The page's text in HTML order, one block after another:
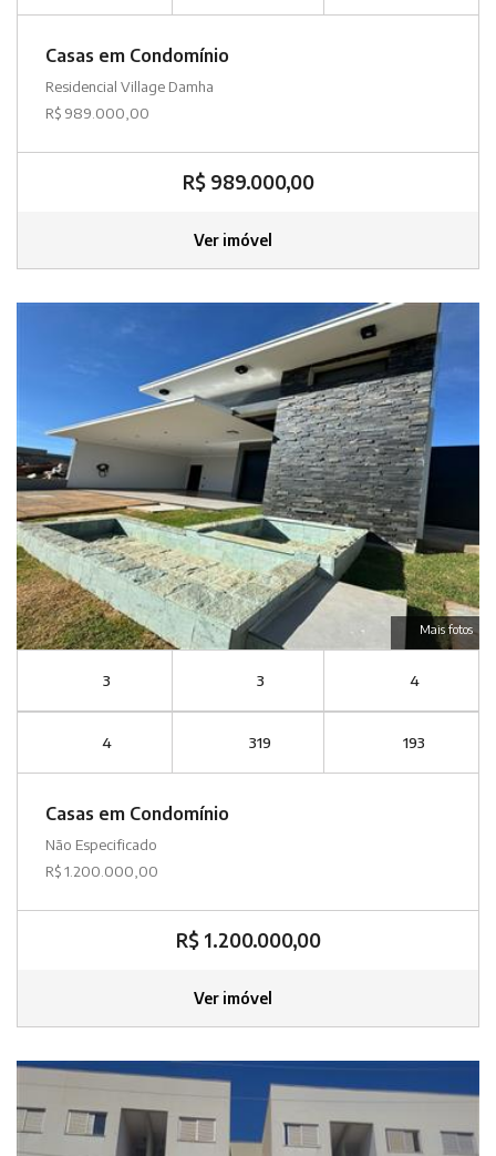
Casas em Condomínio
Residencial Village Damha
R$ 989.000,00
R$ 989.000,00
Ver imóvel
Mais fotos
3 3 4
4 319 193
Casas em Condomínio
Não Especificado
R$ 1.200.000,00
R$ 1.200.000,00
Ver imóvel